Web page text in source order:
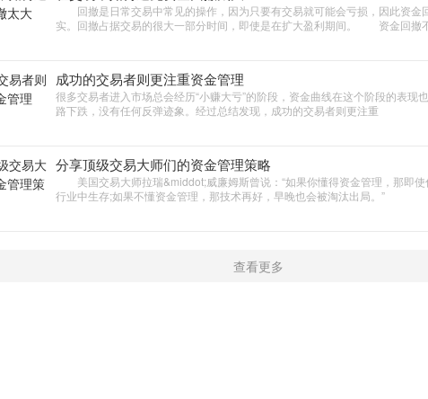
回撤是日常交易中常见的操作，因为只要有交易就可能会亏损，因此资金
实。回撤占据交易的很大一部分时间，即使是在扩大盈利期间。 资金回撤
成功的交易者则更注重资金管理
很多交易者进入市场总会经历“小赚大亏”的阶段，资金曲线在这个阶段的表现
路下跌，没有任何反弹迹象。经过总结发现，成功的交易者则更注重
分享顶级交易大师们的资金管理策略
美国交易大师拉瑞&middot;威廉姆斯曾说：“如果你懂得资金管理，那即使
行业中生存;如果不懂资金管理，那技术再好，早晚也会被淘汰出局。”
查看更多